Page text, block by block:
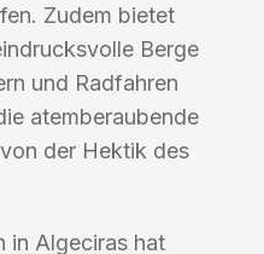
Zudem bietet
Berge
und Radfahren
atemberaubende
der Hektik des
in Algeciras hat